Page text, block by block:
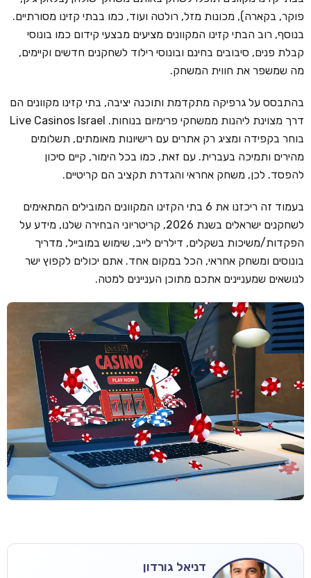
פוקר, בקארה), מכונות מזל, רולטה ועוד, כמו בבתי קזינו מסורתיים.
בנוסף, רוב הבתי קזינו המקוונים מציעים מבצעי קידום כמו בונוסי
קבלת פנים, סיבובים בחינם ובונוסי רילוד לשחקנים חדשים וקיימים,
מה שמשפר את חווית המשחק.
בהתבסס על גרפיקה מתקדמת ותוכנה יציבה, בתי קזינו מקוונים הם
דרך מצוינת ליהנות ממשחקי פרימיום בנוחות. Live Casinos Israel
בוחר בקפידה ומציג רק אתרים עם רישיונות מאומתים, תשלומים
מהירים ותמיכה בעברית. עם זאת, כמו בכל הימור, קיים סיכון
להפסד. לכן, משחק אחראי והגדרת תקציב הם קריטיים.
בעמוד זה ריכזנו את 6 בתי הקזינו המקוונים המובילים המתאימים
לשחקנים ישראלים בשנת 2026, קריטריוני הבחירה שלנו, מידע על
הפקדות/משיכות בשקלים, דילרים לייב, שימוש במובייל, מדריך
בונוסים ומשחק אחראי, הכל במקום אחד. אתם יכולים לקפוץ ישר
לנושאים שמעניינים אתכם מתוכן העניינים למטה.
דניאל גורדון